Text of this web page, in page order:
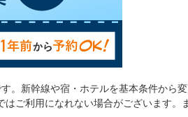
。新幹線や宿・ホテルを基本条件から
ご利用になれない場合がございます。